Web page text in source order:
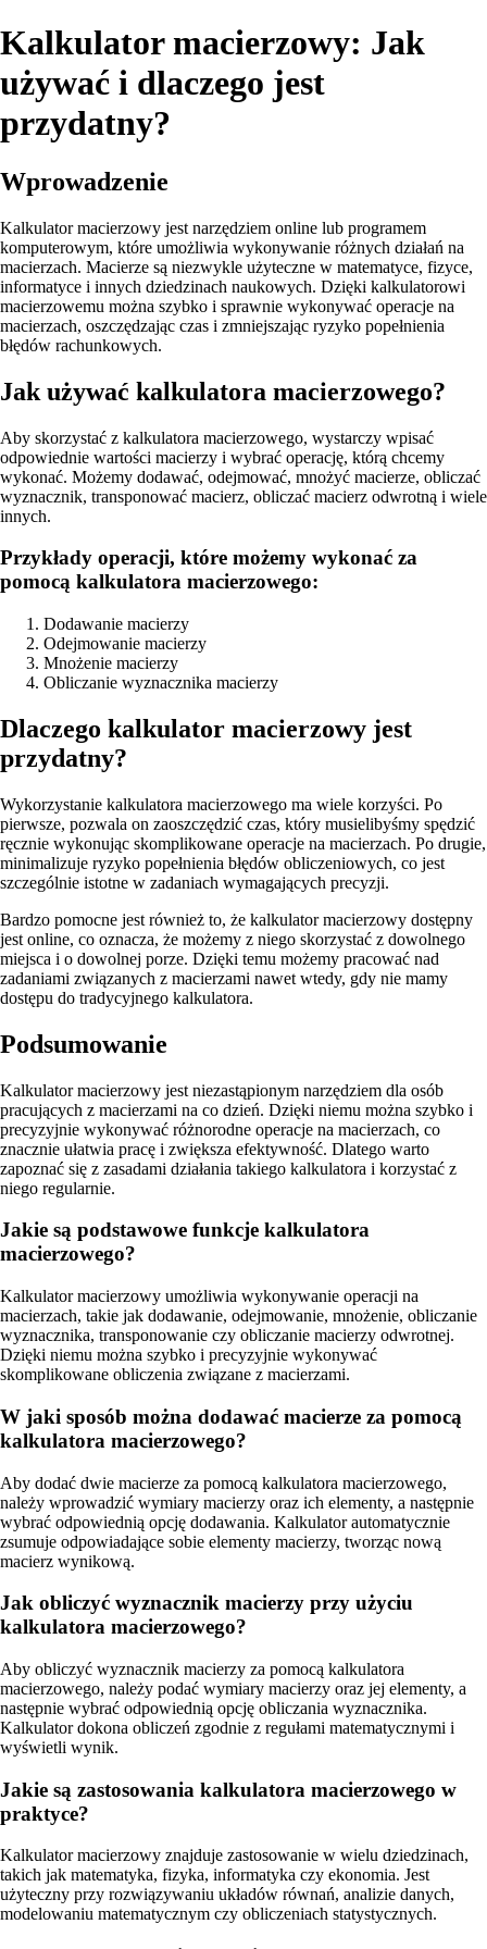
Kalkulator macierzowy: Jak
używać i dlaczego jest
przydatny?
Wprowadzenie
Kalkulator macierzowy jest narzędziem online lub programem
komputerowym, które umożliwia wykonywanie różnych działań na
macierzach. Macierze są niezwykle użyteczne w matematyce, fizyce,
informatyce i innych dziedzinach naukowych. Dzięki kalkulatorowi
macierzowemu można szybko i sprawnie wykonywać operacje na
macierzach, oszczędzając czas i zmniejszając ryzyko popełnienia
błędów rachunkowych.
Jak używać kalkulatora macierzowego?
Aby skorzystać z kalkulatora macierzowego, wystarczy wpisać
odpowiednie wartości macierzy i wybrać operację, którą chcemy
wykonać. Możemy dodawać, odejmować, mnożyć macierze, obliczać
wyznacznik, transponować macierz, obliczać macierz odwrotną i wiele
innych.
Przykłady operacji, które możemy wykonać za
pomocą kalkulatora macierzowego:
Dodawanie macierzy
Odejmowanie macierzy
Mnożenie macierzy
Obliczanie wyznacznika macierzy
Dlaczego kalkulator macierzowy jest
przydatny?
Wykorzystanie kalkulatora macierzowego ma wiele korzyści. Po
pierwsze, pozwala on zaoszczędzić czas, który musielibyśmy spędzić
ręcznie wykonując skomplikowane operacje na macierzach. Po drugie,
minimalizuje ryzyko popełnienia błędów obliczeniowych, co jest
szczególnie istotne w zadaniach wymagających precyzji.
Bardzo pomocne jest również to, że kalkulator macierzowy dostępny
jest online, co oznacza, że możemy z niego skorzystać z dowolnego
miejsca i o dowolnej porze. Dzięki temu możemy pracować nad
zadaniami związanych z macierzami nawet wtedy, gdy nie mamy
dostępu do tradycyjnego kalkulatora.
Podsumowanie
Kalkulator macierzowy jest niezastąpionym narzędziem dla osób
pracujących z macierzami na co dzień. Dzięki niemu można szybko i
precyzyjnie wykonywać różnorodne operacje na macierzach, co
znacznie ułatwia pracę i zwiększa efektywność. Dlatego warto
zapoznać się z zasadami działania takiego kalkulatora i korzystać z
niego regularnie.
Jakie są podstawowe funkcje kalkulatora
macierzowego?
Kalkulator macierzowy umożliwia wykonywanie operacji na
macierzach, takie jak dodawanie, odejmowanie, mnożenie, obliczanie
wyznacznika, transponowanie czy obliczanie macierzy odwrotnej.
Dzięki niemu można szybko i precyzyjnie wykonywać
skomplikowane obliczenia związane z macierzami.
W jaki sposób można dodawać macierze za pomocą
kalkulatora macierzowego?
Aby dodać dwie macierze za pomocą kalkulatora macierzowego,
należy wprowadzić wymiary macierzy oraz ich elementy, a następnie
wybrać odpowiednią opcję dodawania. Kalkulator automatycznie
zsumuje odpowiadające sobie elementy macierzy, tworząc nową
macierz wynikową.
Jak obliczyć wyznacznik macierzy przy użyciu
kalkulatora macierzowego?
Aby obliczyć wyznacznik macierzy za pomocą kalkulatora
macierzowego, należy podać wymiary macierzy oraz jej elementy, a
następnie wybrać odpowiednią opcję obliczania wyznacznika.
Kalkulator dokona obliczeń zgodnie z regułami matematycznymi i
wyświetli wynik.
Jakie są zastosowania kalkulatora macierzowego w
praktyce?
Kalkulator macierzowy znajduje zastosowanie w wielu dziedzinach,
takich jak matematyka, fizyka, informatyka czy ekonomia. Jest
użyteczny przy rozwiązywaniu układów równań, analizie danych,
modelowaniu matematycznym czy obliczeniach statystycznych.